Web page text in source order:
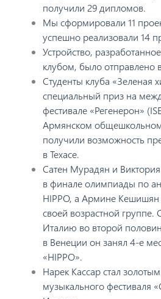
получили 29 дипломов.
Мы сформировали 11
успешно реализовали 14
Устройство,
клубом, было отправлено
Студенты клуба «Зеленая
специальный приз на
фестивале «Регенерон»
Армянском
получили возможность
в Техасе.
Сатен Мурадян и
в финале олимпиады по
HIPPO, а Армине Кешишян
своей возрастной группе.
Италию во второй
в Венеции он занял 4-е
«HIPPO».
Нарек Кассар стал
музыкального фестиваля